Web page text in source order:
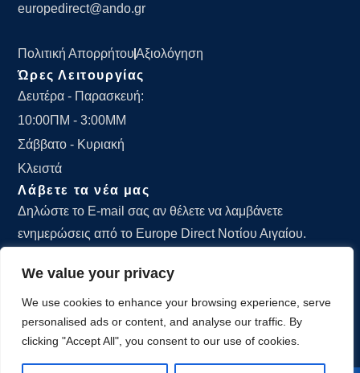
We value your privacy
We use cookies to enhance your browsing experience, serve
personalised ads or content, and analyse our traffic. By
clicking "Accept All", you consent to our use of cookies.
europedirect@ando.gr
Πολιτική ΑπορρήτουΑξιολόγηση
Ώρες Λειτουργίας
Δευτέρα - Παρασκευή:
10:00ΠΜ - 3:00ΜΜ
Σάββατο - Κυριακή
Κλειστά
Λάβετε τα νέα μας
Δηλώστε το E-mail σας αν θέλετε να λαμβάνετε
ενημερώσεις από το Europe Direct Νοτίου Αιγαίου.
ΕΓΓΡΑΦΕΙΤΕ